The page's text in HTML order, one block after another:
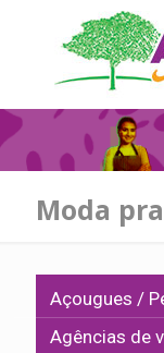
Moda
Açougues /
Agências de